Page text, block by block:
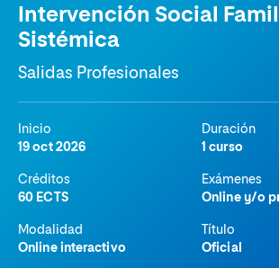
Intervención Social
Sistémica
Salidas Profesionales
Inicio
19 oct 2026
Duración
1 curso
Créditos
60 ECTS
Exámenes
Online y/o
Modalidad
Online interactivo
Título
Oficial